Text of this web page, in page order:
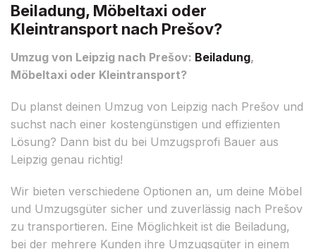
Beiladung, Möbeltaxi oder
Kleintransport nach Prešov?
Umzug von Leipzig nach Prešov: Beiladung,
Möbeltaxi oder Kleintransport?
Du planst deinen Umzug von Leipzig nach Prešov und
suchst nach einer kostengünstigen und effizienten
Lösung? Dann bist du bei Umzugsprofi Bauer aus
Leipzig genau richtig!
Wir bieten verschiedene Optionen an, um deine Möbel
und Umzugsgüter sicher und zuverlässig nach Prešov
zu transportieren. Eine Möglichkeit ist die Beiladung,
bei der mehrere Kunden ihre Umzugsgüter in einem